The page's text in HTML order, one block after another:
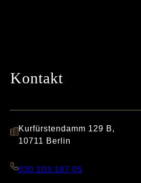
Kontakt
Kurfürstendamm 129 B,
10711 Berlin
030 203 187 05